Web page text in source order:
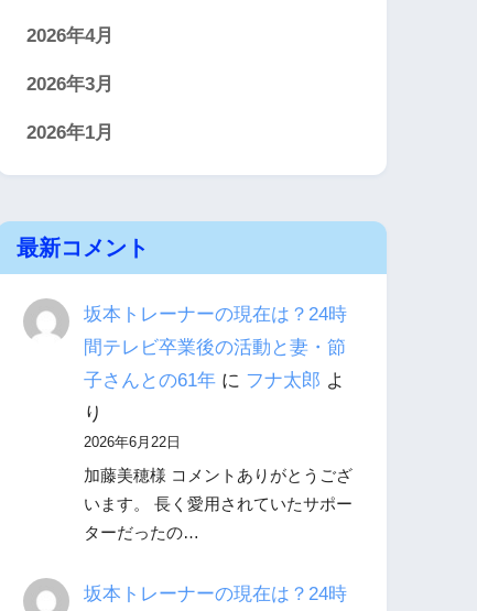
2026年4月
2026年3月
2026年1月
最新コメント
坂本トレーナーの現在は？24時
間テレビ卒業後の活動と妻・節
子さんとの61年に フナ太郎 よ
り
2026年6月22日
加藤美穂様 コメントありがとうござ
います。 長く愛用されていたサポー
ターだったの…
坂本トレーナーの現在は？24時